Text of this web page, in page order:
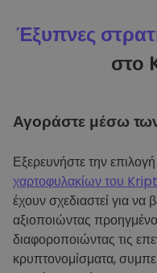
Έξυπνες
στο
Αγοράστε μέσω
Εξερευνήστε την
χαρτοφυλακίων του
έχουν σχεδιαστεί για να
αξιοποιώντας
διαφοροποιώντας τις
κρυπτονομίσματα,